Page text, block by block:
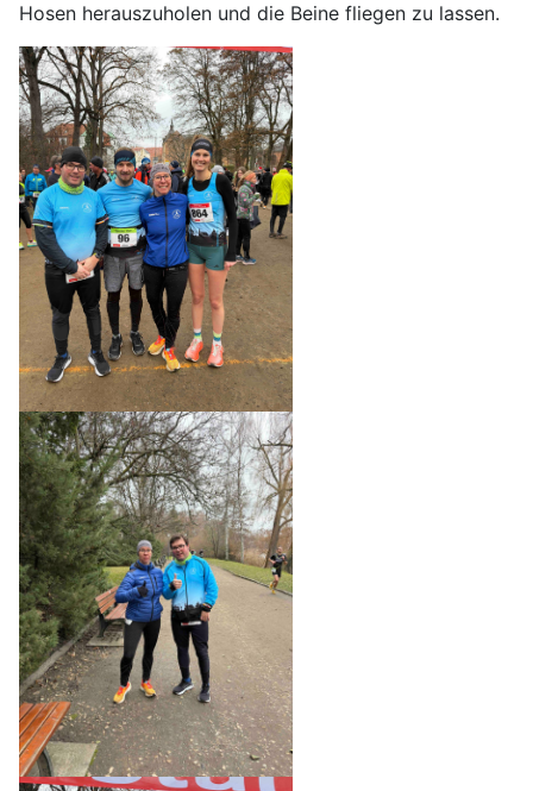
Hosen herauszuholen und die Beine fliegen zu lassen.